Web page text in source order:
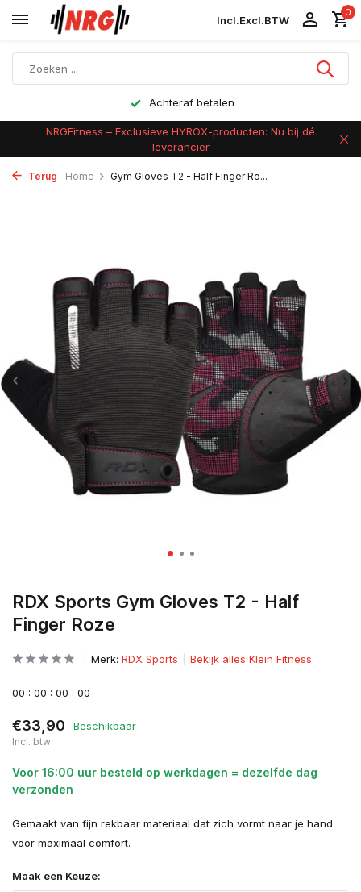
Incl.Excl.BTW
0
Achteraf betalen
NRGFitness – Exclusieve HYROX-producten: Nu bij dé
leverancier
Terug Home Gym Gloves T2 - Half Finger Ro...
RDX Sports Gym Gloves T2 - Half
Finger Roze
Merk: RDX Sports Bekijk alles Klein Fitness
00 : 00 : 00 : 00
€33,90 Beschikbaar
Incl. btw
Voor 16:00 uur besteld op werkdagen = dezelfde dag
verzonden
Gemaakt van fijn rekbaar materiaal dat zich vormt naar je hand
voor maximaal comfort.
Maak een Keuze: